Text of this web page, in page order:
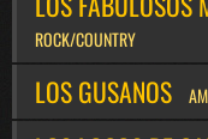
ROCK/COUNTRY
LOS GUSANOS